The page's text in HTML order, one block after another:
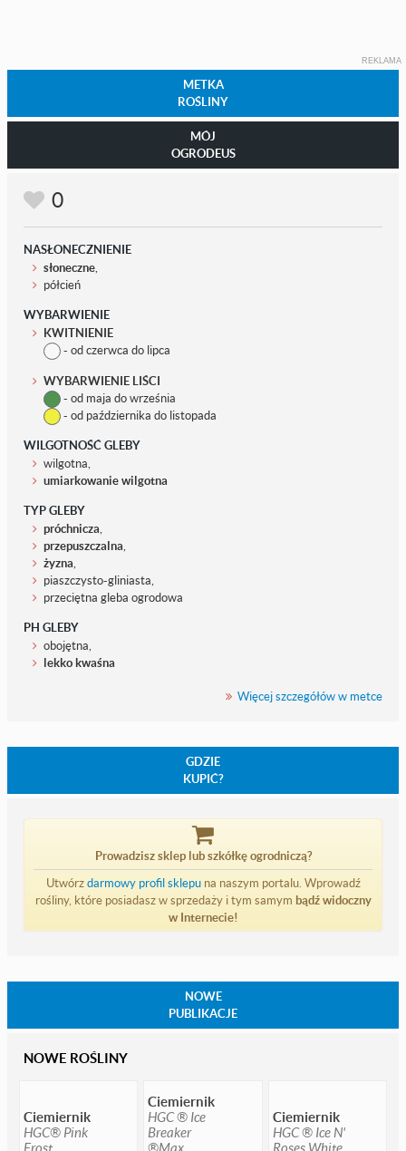
REKLAMA
METKA
ROŚLINY
MÓJ
OGRODEUS
0
NASŁONECZNIENIE
słoneczne,
półcień
WYBARWIENIE
KWITNIENIE
- od czerwca do lipca
WYBARWIENIE LIŚCI
- od maja do września
- od października do listopada
WILGOTNOŚĆ GLEBY
wilgotna,
umiarkowanie wilgotna
TYP GLEBY
próchnicza,
przepuszczalna,
żyzna,
piaszczysto-gliniasta,
przeciętna gleba ogrodowa
PH GLEBY
obojętna,
lekko kwaśna
Więcej szczegółów w metce
GDZIE
KUPIĆ?
Prowadzisz sklep lub szkółkę ogrodniczą?
Utwórzdarmowy profil sklepuna naszym portalu. Wprowadź
rośliny, które posiadasz w sprzedaży i tym samym bądź widoczny
w Internecie!
NOWE
PUBLIKACJE
NOWE ROŚLINY
Ciemiernik
HGC® Pink
Frost
Ciemiernik
HGC ® Ice
Breaker
®Max
Ciemiernik
HGC ® Ice N'
Roses White